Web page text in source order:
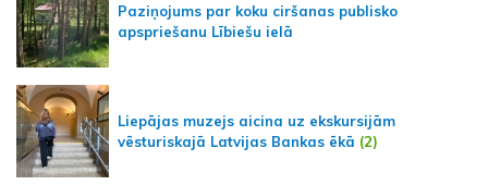
Paziņojums par koku ciršanas publisko
apspriešanu Lībiešu ielā
Liepājas muzejs aicina uz ekskursijām
vēsturiskajā Latvijas Bankas ēkā (2)